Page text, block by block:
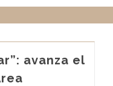
avanza el